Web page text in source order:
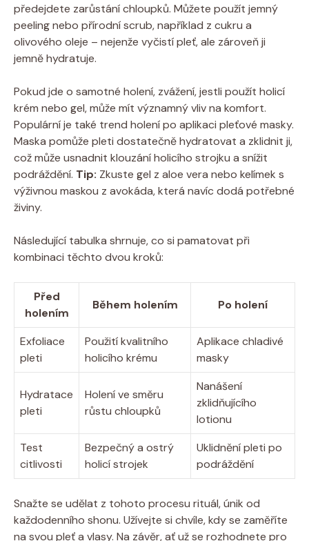
předejdete zarůstání chloupků. Můžete použít jemný
peeling nebo přírodní scrub, například z cukru a
olivového oleje – nejenže vyčistí pleť, ale zároveň ji
jemně hydratuje.
Pokud jde o samotné holení, zvážení, jestli použít holicí
krém nebo gel, může mít významný vliv na komfort.
Populární je také trend holení po aplikaci pleťové masky.
Maska pomůže pleti dostatečně hydratovat a zklidnit ji,
což může usnadnit klouzání holicího strojku a snížit
podráždění. Tip: Zkuste gel z aloe vera nebo kelímek s
výživnou maskou z avokáda, která navíc dodá potřebné
živiny.
Následující tabulka shrnuje, co si pamatovat při
kombinaci těchto dvou kroků:
Před
holením
Během holením Po holení
Exfoliace
pleti
Použití kvalitního
holicího krému
Aplikace chladivé
masky
Hydratace
pleti
Holení ve směru
růstu chloupků
Nanášení
zklidňujícího
lotionu
Test
citlivosti
Bezpečný a ostrý
holicí strojek
Uklidnění pleti po
podráždění
Snažte se udělat z tohoto procesu rituál, únik od
každodenního shonu. Užívejte si chvíle, kdy se zaměříte
na svou pleť a vlasy. Na závěr, ať už se rozhodnete pro